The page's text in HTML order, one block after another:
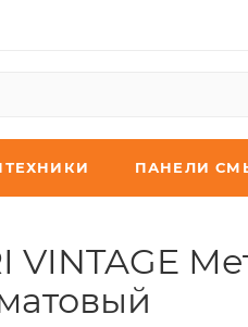
ПАНЕЛИ
VINTAGE